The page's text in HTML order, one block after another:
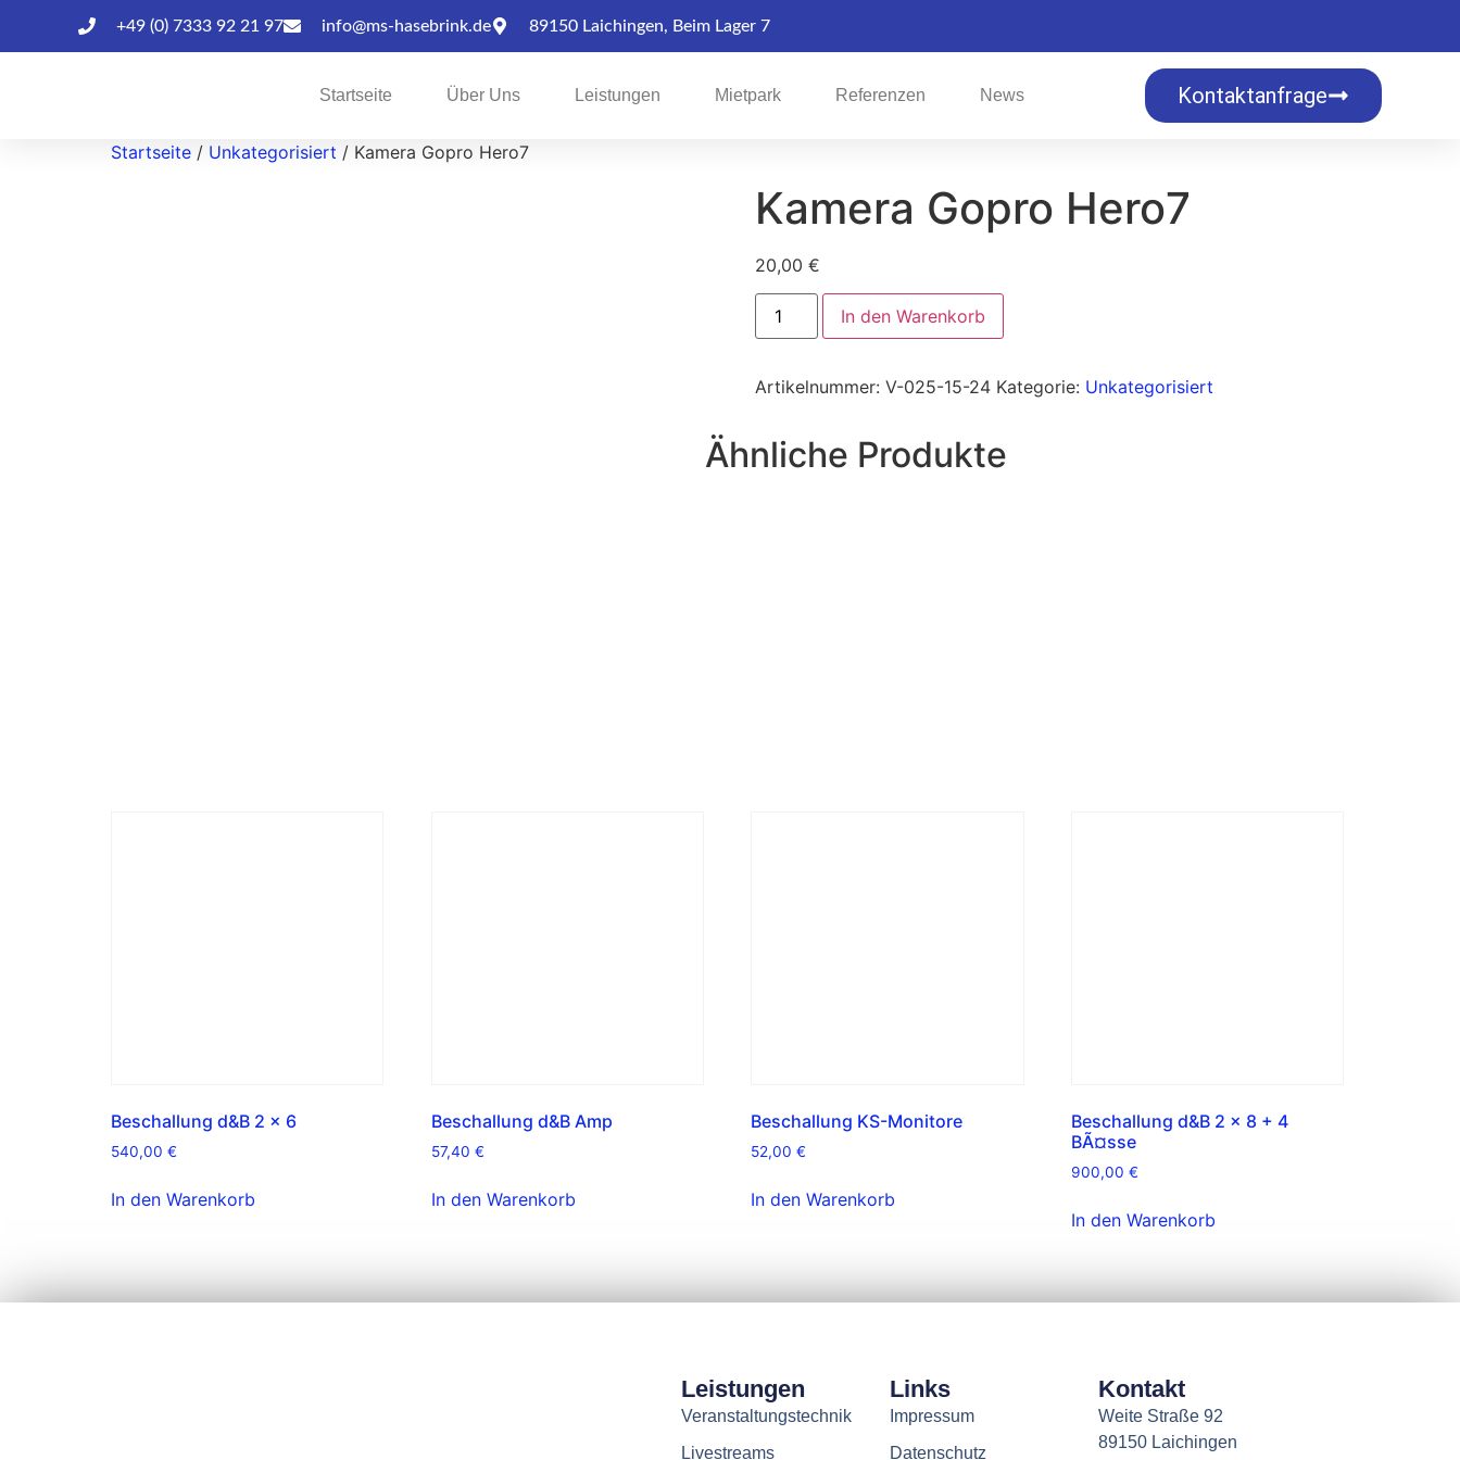
+49 (0) 7333 92 21 97 info@ms-hasebrink.de 89150 Laichingen, Beim Lager 7
Startseite Über Uns Leistungen Mietpark Referenzen News Kontaktanfrage
Startseite / Unkategorisiert / Kamera Gopro Hero7
Kamera Gopro Hero7
20,00 €
In den Warenkorb
Artikelnummer: V-025-15-24 Kategorie: Unkategorisiert
Ähnliche Produkte
Beschallung d&B 2 x 6
540,00 €
In den Warenkorb
Beschallung d&B Amp
57,40 €
In den Warenkorb
Beschallung KS-Monitore
52,00€
In den Warenkorb
Beschallung d&B 2 x 8 + 4
BÃ¤sse
900,00€
In den Warenkorb
Leistungen
Veranstaltungstechnik
Livestreams
Links
Impressum
Datenschutz
Kontakt
Weite Straße 92
89150 Laichingen